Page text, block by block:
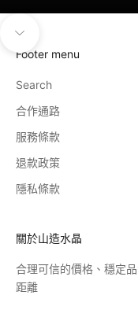
Footer menu
Search
合作通路
服務條款
退款政策
隱私條款
關於山造水晶
合理可信的價格、穩定
距離